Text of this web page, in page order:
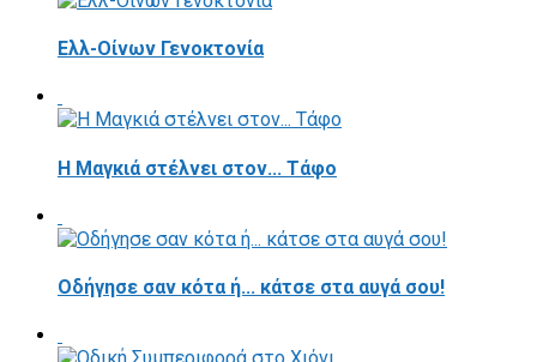
Ελλ-Οίνων Γενοκτονία
H Μαγκιά στέλνει στον... Τάφο
Οδήγησε σαν κότα ή... κάτσε στα αυγά σου!